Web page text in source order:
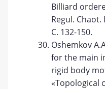
Billiard
Regul.
С. 132-150.
Oshemkov
for the main
rigid body
«Topological